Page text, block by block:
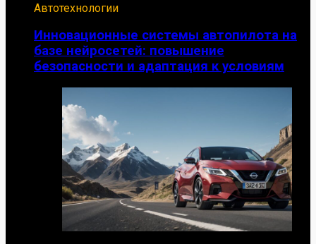
Автотехнологии
Инновационные системы автопилота на
базе нейросетей: повышение
безопасности и адаптация к условиям